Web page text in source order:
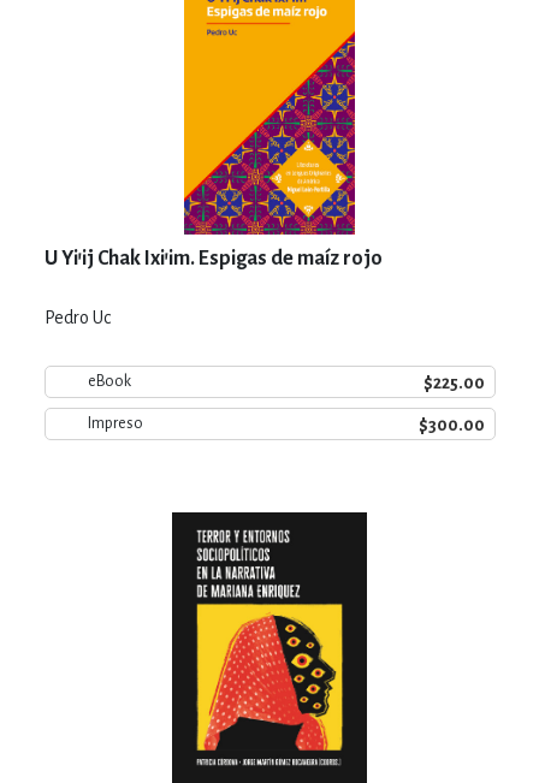
U Yi’ij Chak Ixi’im. Espigas de maíz rojo
Pedro Uc
eBook $225.00
Impreso $300.00